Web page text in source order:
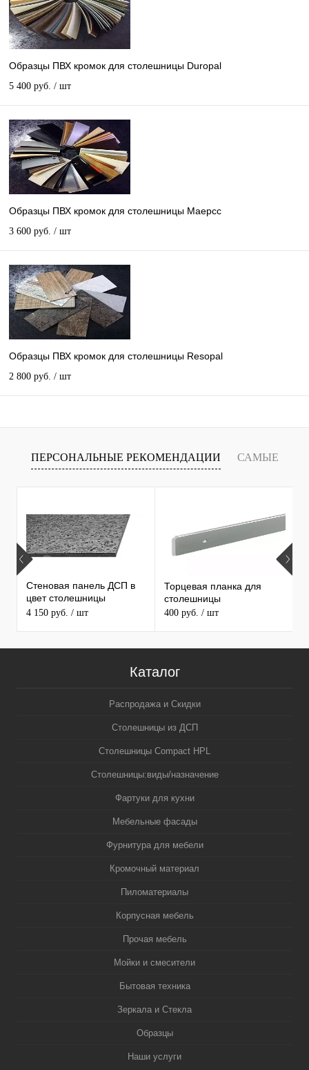
Образцы ПВХ кромок для столешницы Duropal
5 400 руб. / шт
Образцы ПВХ кромок для столешницы Маерсс
3 600 руб. / шт
Образцы ПВХ кромок для столешницы Resopal
2 800 руб. / шт
ПЕРСОНАЛЬНЫЕ РЕКОМЕНДАЦИИ САМЫЕ
ПРОДАВАЕМЫЕ ТОВАРЫ
Стеновая панель ДСП в
цвет столешницы
MAERSS
4 150 руб. / шт
Торцевая планка для
столешницы
400 руб. / шт
Каталог
Распродажа и Скидки
Столешницы из ДСП
Столешницы Compact HPL
Столешницы:виды/назначение
Фартуки для кухни
Мебельные фасады
Фурнитура для мебели
Кромочный материал
Пиломатериалы
Корпусная мебель
Прочая мебель
Мойки и смесители
Бытовая техника
Зеркала и Стекла
Образцы
Наши услуги